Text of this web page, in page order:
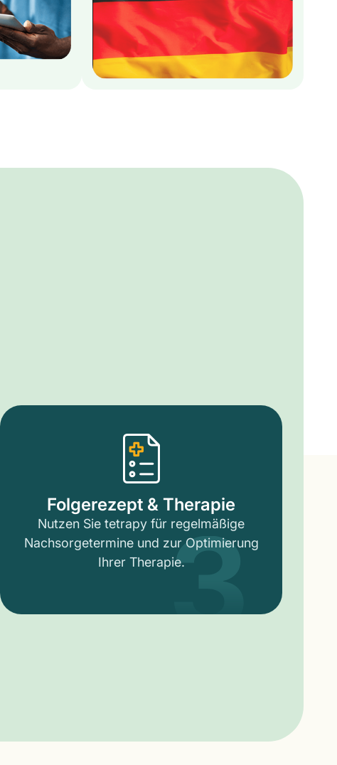
Folgerezept & Therapie
Nutzen Sie tetrapy für regelmäßige
Nachsorgetermine und zur Optimierung
Ihrer Therapie.3